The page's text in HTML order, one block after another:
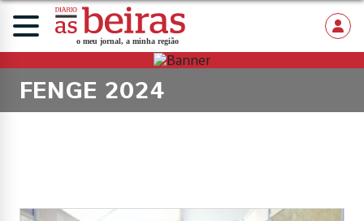
FENGE 2024